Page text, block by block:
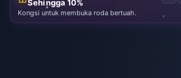
Sehingga 10%
Kongsi untuk membuka roda bertuah.